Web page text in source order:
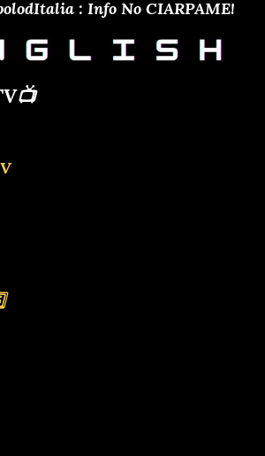
: Info No CIARPAME!